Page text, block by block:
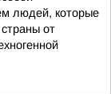
людей, которые
от